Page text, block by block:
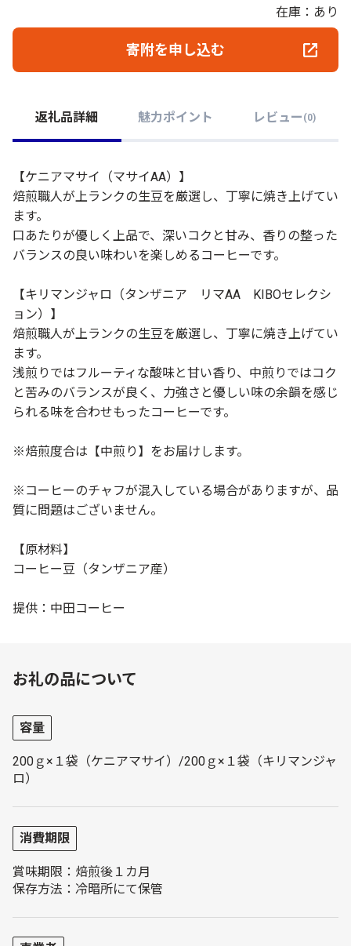
在庫：あり
寄附を申し込む
返礼品詳細 魅力ポイント レビュー (0)
【ケニアマサイ（マサイAA）】
焙煎職人が上ランクの生豆を厳選し、丁寧に焼き上げてい
ます。
口あたりが優しく上品で、深いコクと甘み、香りの整った
バランスの良い味わいを楽しめるコーヒーです。
【キリマンジャロ（タンザニア リマAA KIBOセレクシ
ョン）】
焙煎職人が上ランクの生豆を厳選し、丁寧に焼き上げてい
ます。
浅煎りではフルーティな酸味と甘い香り、中煎りではコク
と苦みのバランスが良く、力強さと優しい味の余韻を感じ
られる味を合わせもったコーヒーです。
※焙煎度合は【中煎り】をお届けします。
※コーヒーのチャフが混入している場合がありますが、品
質に問題はございません。
【原材料】
コーヒー豆（タンザニア産）
提供：中田コーヒー
お礼の品について
容量
200ｇ×１袋（ケニアマサイ）/200ｇ×１袋（キリマンジャ
ロ）
消費期限
賞味期限：焙煎後１カ月
保存方法：冷暗所にて保管